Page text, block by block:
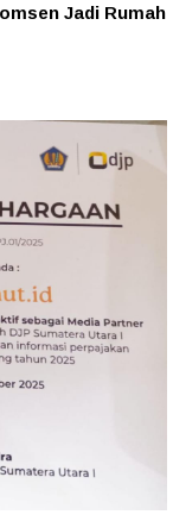
Jadi Rumah